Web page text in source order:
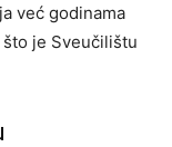
već godinama
je Sveučilištu